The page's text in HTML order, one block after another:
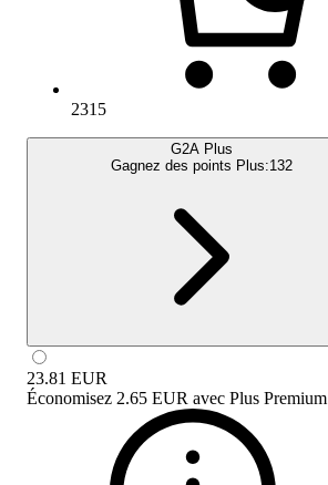
2315
G2A Plus
Gagnez des points Plus:132
23.81 EUR
Économisez 2.65 EUR avec Plus Premium